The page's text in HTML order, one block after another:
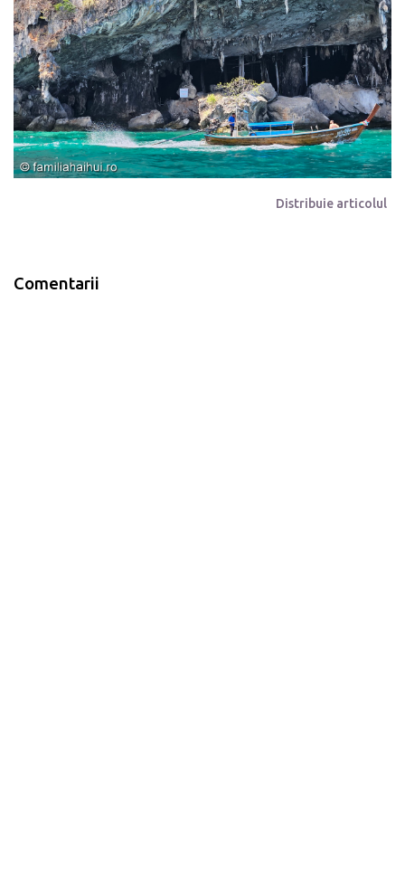
Distribuie articolul
Comentarii